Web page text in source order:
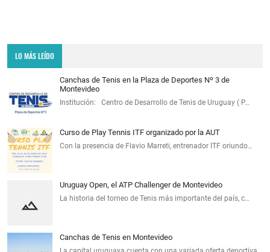
LO MÁS LEÍDO
Canchas de Tenis en la Plaza de Deportes Nº 3 de
Montevideo
Institución: Centro de Desarrollo de Tenis de Uruguay ( P…
Curso de Play Tennis ITF organizado por la AUT
Con la presencia de Flavio Marreti, entrenador ITF oriundo…
Uruguay Open, el ATP Challenger de Montevideo
La historia del torneo de Tenis más importante del país, c…
Canchas de Tenis en Montevideo